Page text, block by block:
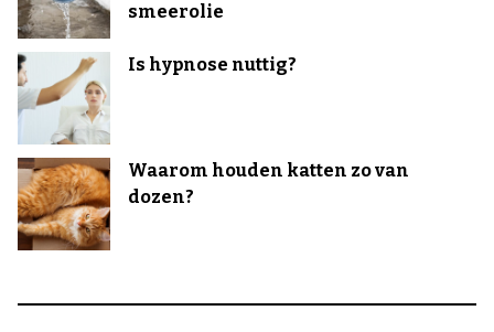
smeerolie
Is hypnose nuttig?
Waarom houden katten zo van
dozen?